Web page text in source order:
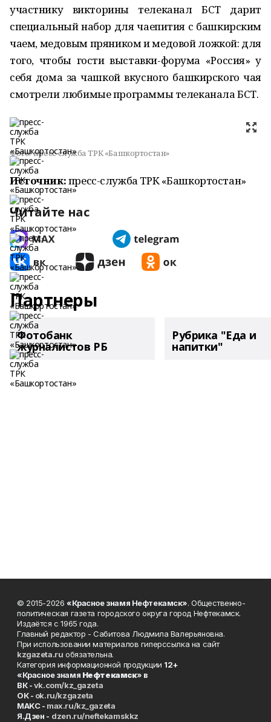
участнику викторины телеканал БСТ дарит
специальный набор для чаепития с башкирским
чаем, медовым пряником и медовой ложкой: для
того, чтобы гости выставки-форума «Россия» у
себя дома за чашкой вкусного башкирского чая
смотрели любимые программы телеканала БСТ.
Фото: пресс-служба ТРК «Башкортостан»
Источник:пресс-служба ТРК «Башкортостан»
Читайте нас
Партнеры
Фотобанк
журналистов РБ
Рубрика "Еда и
напитки"
© 2015-2026 «Красное знамя Нефтекамск». Общественно-
политическая газета городского округа город Нефтекамск.
Издаётся с 1965 года.
Главный редактор - Сабитова Людмила Валерьяновна.
При использовании материалов гиперссылка на сайт
kzgazeta.ru обязательна.
Категория информационной продукции 12+
«Красное знамя Нефтекамск» в
ВК -vk.com/kz_gazeta
ОК - ok.ru/kzgazeta
MAKC - max.ru/kz_gazeta
Я.Дзен - dzen.ru/neftekamskkz